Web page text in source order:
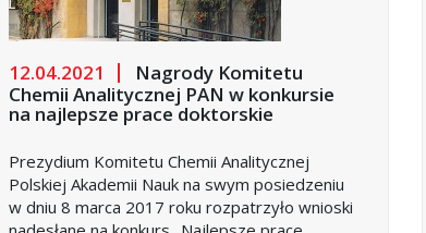
12.04.2021
Nagrody Komitetu
Chemii Analitycznej PAN w konkursie
na najlepsze prace doktorskie
Prezydium Komitetu Chemii Analitycznej
Polskiej Akademii Nauk na swym posiedzeniu
w dniu 8 marca 2017 roku rozpatrzyło wnioski